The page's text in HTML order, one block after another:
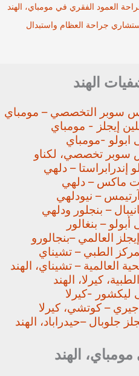
العمود الفقري في مومباي، الهند
جراحة العظام واستبدال
الهند
سوبر التخصصي – مومباي
إيجلز - مومباي
-مومباي
سوبر تخصصي، لكناو
– دلهي
ماكس – دلهي
– نيودلهي
– بنجلور ودلهي
– بنغالور
العالمي –بنجالورو
الطبي – تشيناي
العالمية – تشيناي، الهند
كيرلا، الهند
-كيرلا
– كوتشي، كيرلا
جلوبال –حيدراباد، الهند
مومباي، الهند